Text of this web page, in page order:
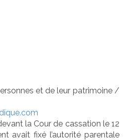
et de leur patrimoine/
la Cour de cassation le 12
avait fixé l’autorité parentale